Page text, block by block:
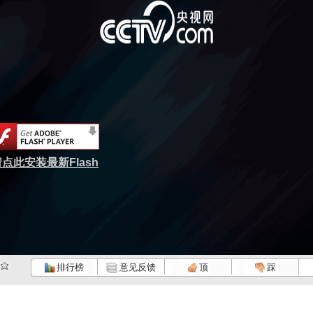
点此安装最新Flash
排行榜 意见反馈 顶 踩